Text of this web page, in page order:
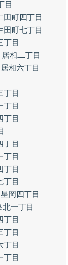
目
田町四丁目
田町七丁目
丁目
居相二丁目
居相六丁目
丁目
丁目
丁目
丁目
丁目
丁目
丁目
星岡四丁目
北一丁目
丁目
丁目
丁目
丁目